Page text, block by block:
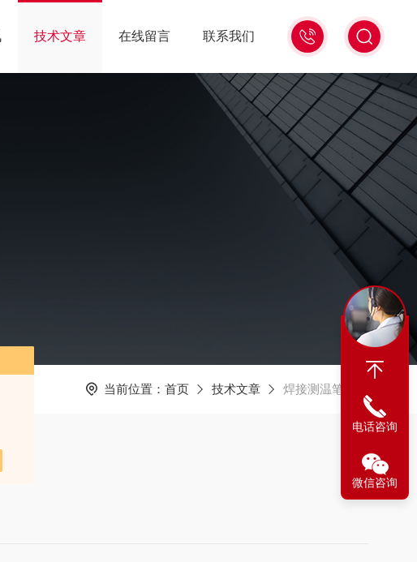
13439477936
技术文章 在线留言 联系我们
当前位置： 首页 技术文章 焊接测温笔应用
电话咨询
微信咨询